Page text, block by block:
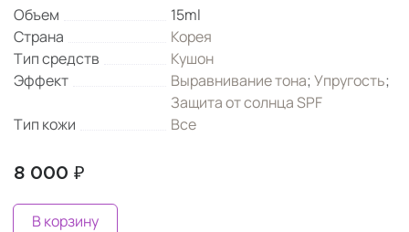
Объем
15ml
Страна
Корея
Тип средств
Кушон
Эффект
Выравнивание тона;Упругость;
Защита от солнца SPF
Тип кожи
Все
8 000 ₽
В корзину